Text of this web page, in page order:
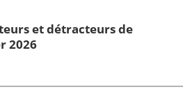
et détracteurs de
2026